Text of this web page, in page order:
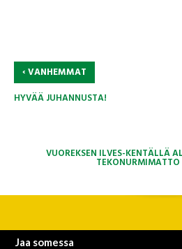
‹VANHEMMAT
HYVÄÄ JUHANNUSTA!
VUOREKSEN ILVES-KENTÄLLÄ
Jaa somessa